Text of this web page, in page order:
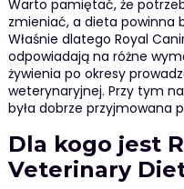
Warto pamiętać, że
zmieniać, a dieta powinna
Właśnie dlatego Royal
odpowiadają na różne
żywienia po okresy
weterynaryjnej. Przy tym
była dobrze przyjmowana
Dla kogo jest
Veterinary